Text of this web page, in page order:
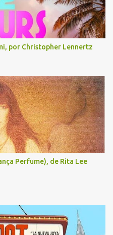
por Christopher Lennertz
Perfume), de Rita Lee